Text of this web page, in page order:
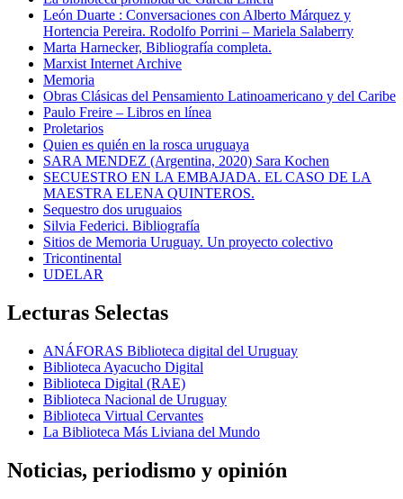
León Duarte : Conversaciones con Alberto Márquez y
Hortencia Pereira. Rodolfo Porrini – Mariela Salaberry
Marta Harnecker, Bibliografía completa.
Marxist Internet Archive
Memoria
Obras Clásicas del Pensamiento Latinoamericano y del Caribe
Paulo Freire – Libros en línea
Proletarios
Quien es quién en la rosca uruguaya
SARA MENDEZ (Argentina, 2020) Sara Kochen
SECUESTRO EN LA EMBAJADA. EL CASO DE LA
MAESTRA ELENA QUINTEROS.
Sequestro dos uruguaios
Silvia Federici. Bibliografía
Sitios de Memoria Uruguay. Un proyecto colectivo
Tricontinental
UDELAR
Lecturas Selectas
ANÁFORAS Biblioteca digital del Uruguay
Biblioteca Ayacucho Digital
Biblioteca Digital (RAE)
Biblioteca Nacional de Uruguay
Biblioteca Virtual Cervantes
La Biblioteca Más Liviana del Mundo
Noticias, periodismo y opinión